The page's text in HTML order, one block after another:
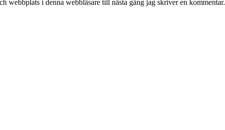
webbplats i denna webbläsare till nästa gång jag skriver en kommentar.